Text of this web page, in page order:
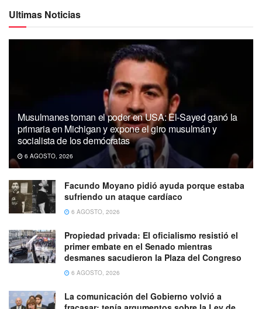
Ultimas Noticias
Musulmanes toman el poder en USA: El-Sayed ganó la
primaria en Michigan y expone el giro musulmán y
socialista de los demócratas
6 AGOSTO, 2026
Facundo Moyano pidió ayuda porque estaba
sufriendo un ataque cardíaco
6 AGOSTO, 2026
Propiedad privada: El oficialismo resistió el
primer embate en el Senado mientras
desmanes sacudieron la Plaza del Congreso
6 AGOSTO, 2026
La comunicación del Gobierno volvió a